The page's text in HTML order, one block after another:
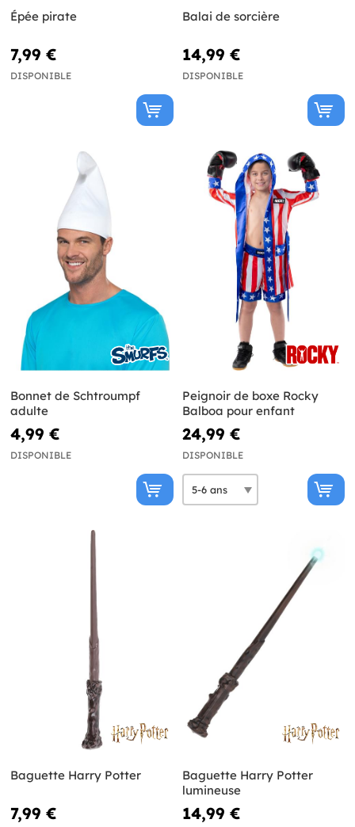
Épée pirate
7,99 €
DISPONIBLE
Balai de sorcière
14,99 €
DISPONIBLE
Bonnet de Schtroumpf
adulte
4,99 €
DISPONIBLE
Peignoir de boxe Rocky
Balboa pour enfant
24,99 €
DISPONIBLE
Baguette Harry Potter
7,99 €
Baguette Harry Potter
lumineuse
14,99 €